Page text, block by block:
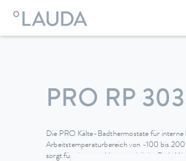
LAUDA Temperiergeräte
PRO RP
Die PRO Kälte-Badthermostate für interne
Arbeitstemperaturbereich von -100 bis
sorgt für eine gute Homogenität im Bad.